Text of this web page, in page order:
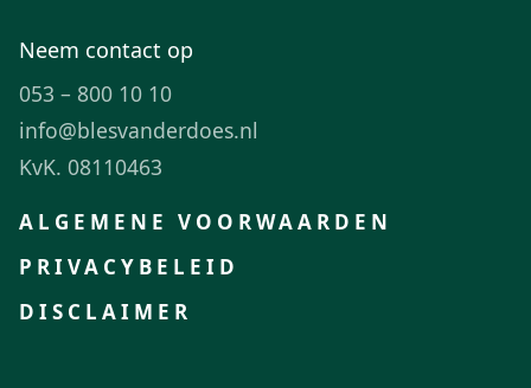
Neem contact op
053 – 800 10 10
info@blesvanderdoes.nl
KvK. 08110463
ALGEMENE VOORWAARDEN
PRIVACYBELEID
DISCLAIMER